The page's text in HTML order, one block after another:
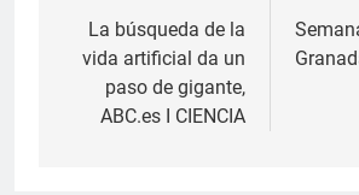
de
entradas
La búsqueda de la
vida artificial da un
paso de gigante,
ABC.es I CIENCIA